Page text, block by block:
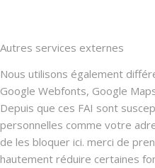
Autres services externes
Nous utilisons également
Google Webfonts, Google
Depuis que ces FAI sont
personnelles comme votre
de les bloquer ici. merci de
hautement réduire certaines